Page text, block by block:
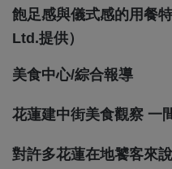
飽足感與儀式感的用餐
Ltd.提供）
美食中心/綜合報導
花蓮建中街美食觀察 一
對許多花蓮在地饕客來